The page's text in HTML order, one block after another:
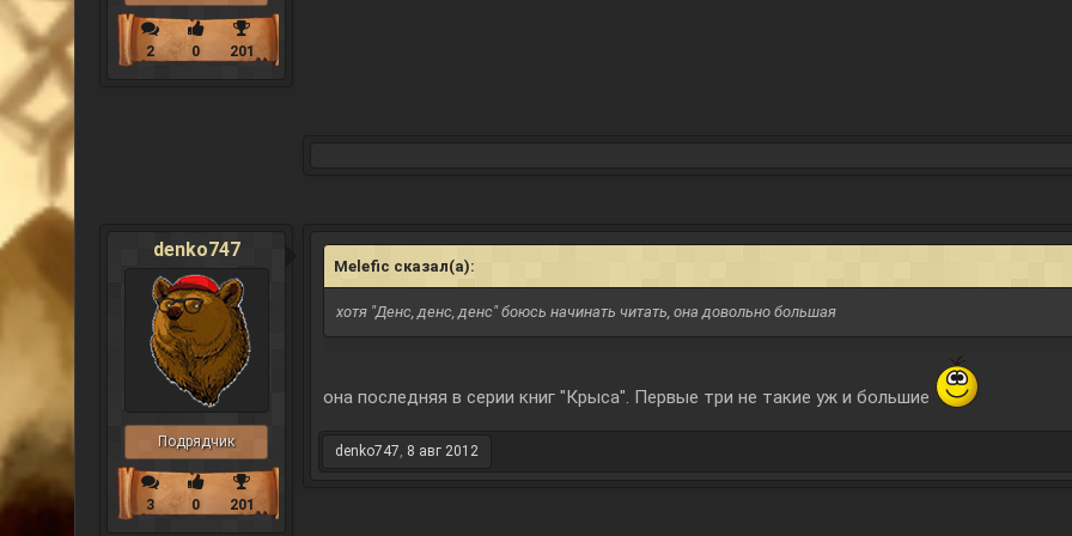
2 0 201
denko747
Подрядчик
3 0 201
Melefic сказал(а):
хотя "Денс, денс, денс" боюсь начинать читать, она довольно большая
она последняя в серии книг "Крыса". Первые три не такие уж и большие
denko747, 8 авг 2012